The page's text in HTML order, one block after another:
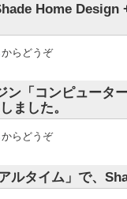
Home Design
からどうぞ
ン「コンピュータ
ました。
からどうぞ
ルタイム」で、